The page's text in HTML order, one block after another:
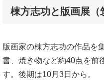
棟方志功と版画展（
版画家の棟方志功の作品を
書、焼き物など約40点を前
す。後期は10月3日から。